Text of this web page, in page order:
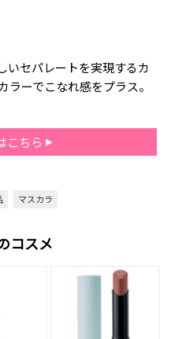
いセパレートを実現するカ
ーでこなれ感をプラス。
こちら
マスカラ
コスメ